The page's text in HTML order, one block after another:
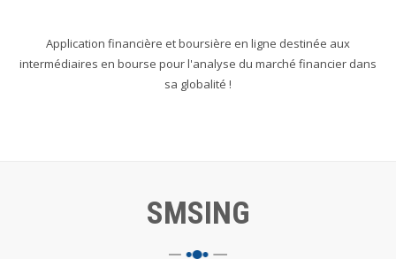
Application financière et boursière en ligne destinée aux
intermédiaires en bourse pour l'analyse du marché financier dans
sa globalité !
SMSING